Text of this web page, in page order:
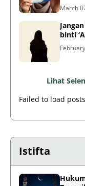
March
binti
Lihat
Failed to load
Istifta